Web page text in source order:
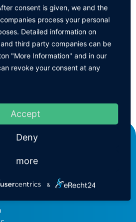
Eimer mit Deckel
consent is given, we and the
process your personal
Detailed information on
third party companies can be
"More Information" and in our
revoke your consent at any
Accept
Deny
more
&